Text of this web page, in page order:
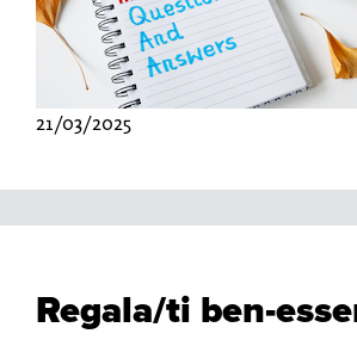
21/03/2025
Regala/ti ben-